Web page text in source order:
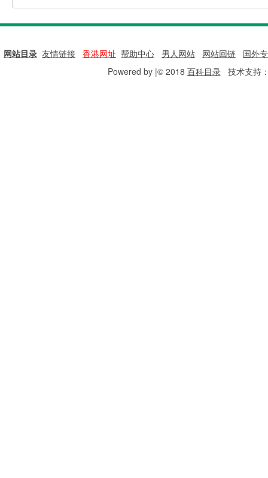
网站目录 友情链接 香港网址 帮助中心 男人网站 网站回链
国外
Powered by |© 2018 百科目录技术支持